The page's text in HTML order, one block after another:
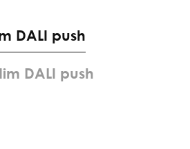
DALI push
im DALI push